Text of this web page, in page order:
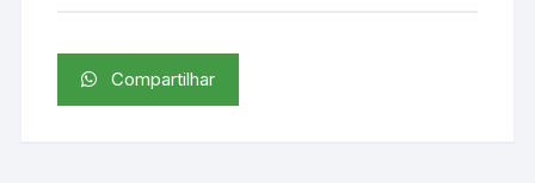
Compartilhar